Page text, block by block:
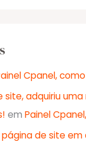
Cpanel,
adquiriu uma
em Painel
de site em